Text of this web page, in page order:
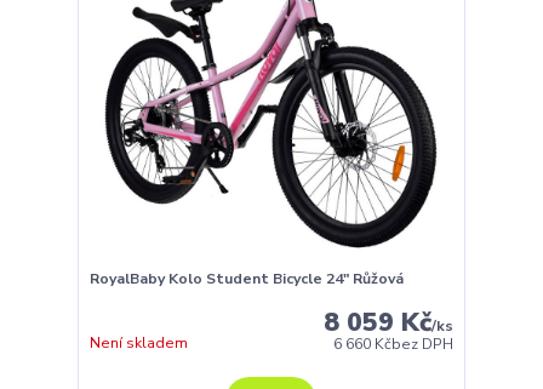
RoyalBaby Kolo Student Bicycle 24" Růžová
8 059 Kč/ks
6 660 Kčbez DPH
Není skladem